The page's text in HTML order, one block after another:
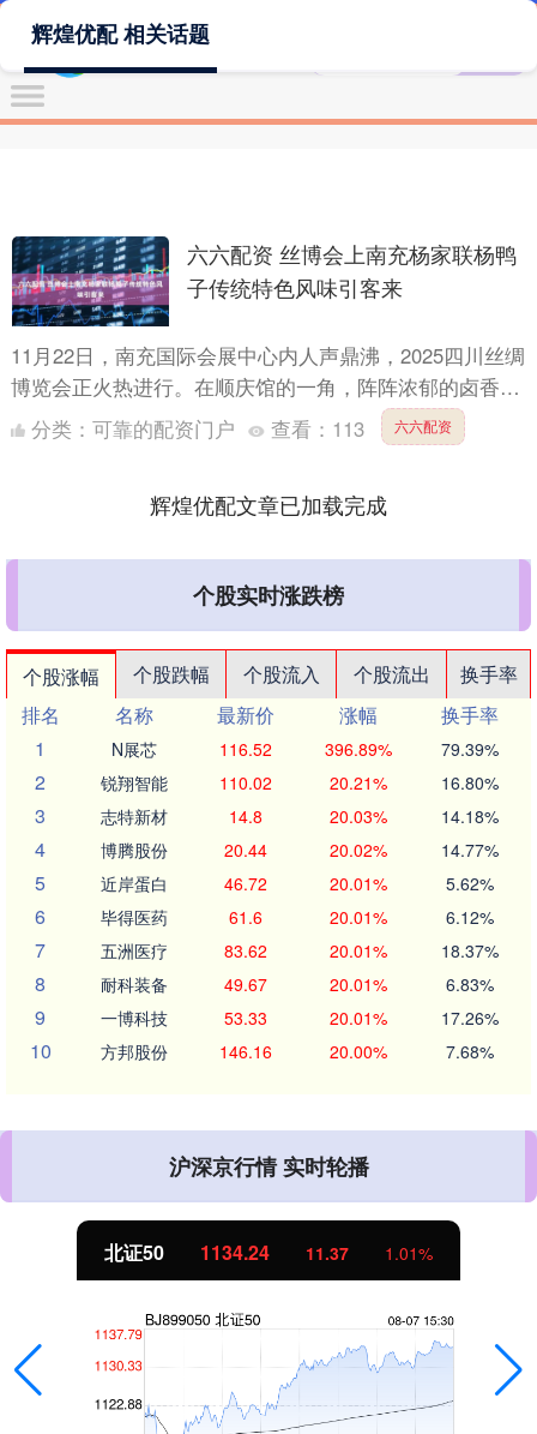
辉煌优配 相关话题
六六配资 丝博会上南充杨家联杨鸭
子传统特色风味引客来
11月22日，南充国际会展中心内人声鼎沸，2025四川丝绸
博览会正火热进行。在顺庆馆的一角，阵阵浓郁的卤香与
酥香交织弥漫，吸引着一波又一波参展观众驻足——这里
正....
分类： 可靠的配资门户 查看： 113 六六配资
辉煌优配文章已加载完成
个股实时涨跌榜
个股涨幅 个股跌幅 个股流入 个股流出
换手率
排名
名称 最新价 涨幅
换手率
1
N展芯 116.52 396.89% 79.39%
2 锐翔智能 110.02 20.21% 16.80%
3 志特新材 14.8 20.03% 14.18%
4 博腾股份 20.44 20.02% 14.77%
5 近岸蛋白 46.72 20.01% 5.62%
6 毕得医药 61.6 20.01% 6.12%
7 五洲医疗 83.62 20.01% 18.37%
8 耐科装备 49.67 20.01% 6.83%
9 一博科技 53.33 20.01% 17.26%
10 方邦股份 146.16 20.00% 7.68%
沪深京行情 实时轮播
北证50 1134.24 11.37 1.01%